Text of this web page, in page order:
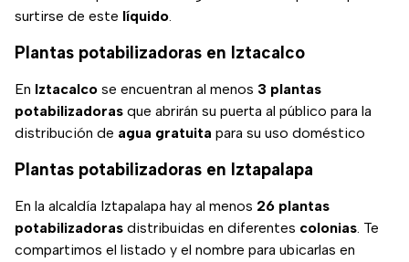
surtirse de este líquido.
Plantas potabilizadoras en Iztacalco
En Iztacalco se encuentran al menos 3 plantas
potabilizadoras que abrirán su puerta al público para la
distribución de agua gratuita para su uso doméstico
Plantas potabilizadoras en Iztapalapa
En la alcaldía Iztapalapa hay al menos 26 plantas
potabilizadoras distribuidas en diferentes colonias. Te
compartimos el listado y el nombre para ubicarlas en